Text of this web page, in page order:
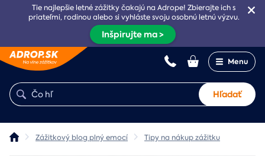
Tie najlepšie letné zážitky čakajú na Adrope! Zbierajte ich s
priateľmi, rodinou alebo si vyhláste svoju osobnú letnú výzvu.
Inšpirujte ma >
Menu
Hľadať
Zážitkový blog plný emocí Tipy na nákup zážitku